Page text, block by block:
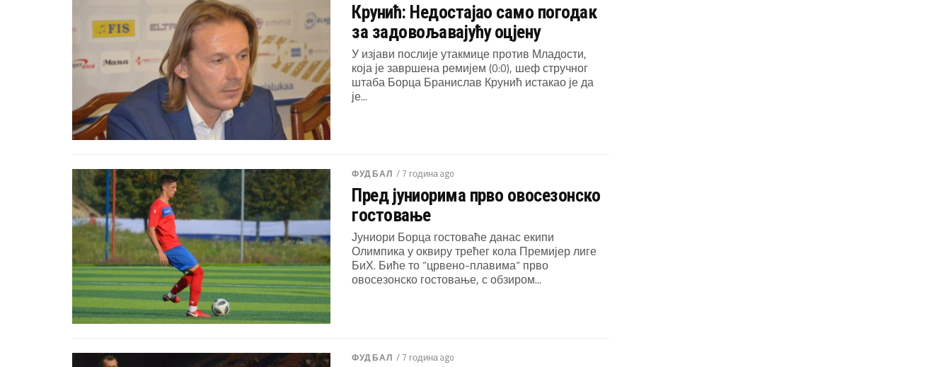
Крунић: Недостајао само погодак
за задовољавајућу оцјену
У изјави послије утакмице против Младости,
која је завршена ремијем (0:0), шеф стручног
штаба Борца Бранислав Крунић истакао је да
је...
ФУДБАЛ / 7 година ago
Пред јуниорима прво овосезонско
гостовање
Јуниори Борца гостоваће данас екипи
Олимпика у оквиру трећег кола Премијер лиге
БиХ. Биће то “црвено-плавима“ прво
овосезонско гостовање, с обзиром...
ФУДБАЛ / 7 година ago